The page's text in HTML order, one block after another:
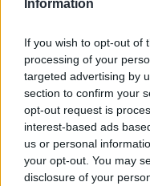
Information
If you wish to opt-out of
processing of your
targeted advertising by
section to confirm your
opt-out request is
interest-based ads
us or personal
your opt-out. You may
disclosure of your
Πρέπει να